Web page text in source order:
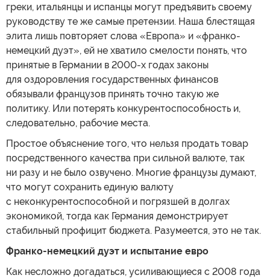
греки, итальянцы и испанцы могут предъявить своему
руководству те же самые претензии. Наша блестящая
элита лишь повторяет слова «Европа» и «франко-
немецкий дуэт», ей не хватило смелости понять, что
принятые в Германии в 2000-х годах законы
для оздоровления государственных финансов
обязывали французов принять точно такую же
политику. Или потерять конкурентоспособность и,
следовательно, рабочие места.
Простое объяснение того, что нельзя продать товар
посредственного качества при сильной валюте, так
ни разу и не было озвучено. Многие французы думают,
что могут сохранить единую валюту
с неконкурентоспособной и погрязшей в долгах
экономикой, тогда как Германия демонстрирует
стабильный профицит бюджета. Разумеется, это не так.
Франко-немецкий дуэт и испытание евро
Как несложно догадаться, усиливающиеся с 2008 года